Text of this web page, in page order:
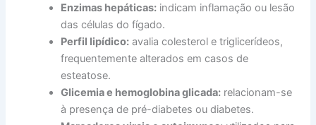
Enzimas hepáticas: indicam inflamação ou lesão
das células do fígado.
Perfil lipídico: avalia colesterol e triglicerídeos,
frequentemente alterados em casos de
esteatose.
Glicemia e hemoglobina glicada: relacionam-se
à presença de pré-diabetes ou diabetes.